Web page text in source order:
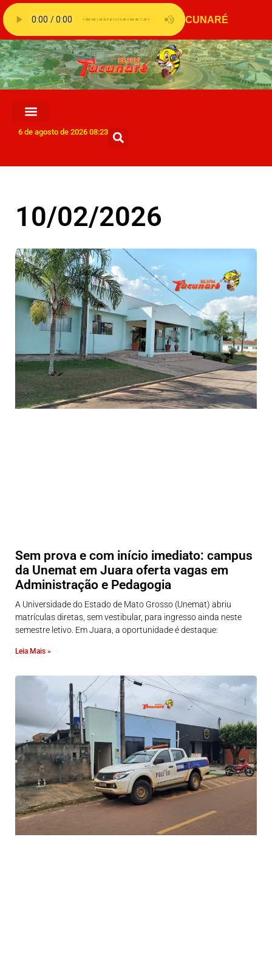
6 de agosto de 2026 08:23
10/02/2026
Sem prova e com início imediato: campus
da Unemat em Juara oferta vagas em
Administração e Pedagogia
A Universidade do Estado de Mato Grosso (Unemat) abriu
matrículas diretas, sem vestibular, para ingresso ainda neste
semestre letivo. Em Juara, a oportunidade é destaque:
Leia Mais »